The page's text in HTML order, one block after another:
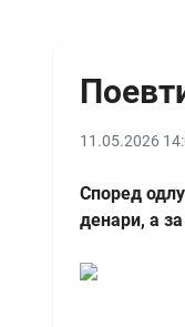
11.05.2026
Според
денари, а